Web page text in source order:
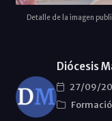
Detalle de la imagen
Diócesis
27/09/